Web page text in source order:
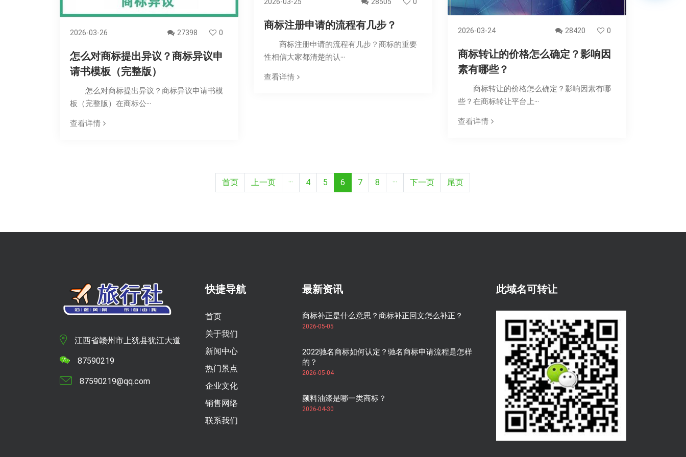
2026-03-26 27398 0
怎么对商标提出异议？商标异议申
请书模板（完整版）
怎么对商标提出异议？商标异议申请书模
板（完整版）在商标公···
查看详情
商标注册申请的流程有几步？
商标注册申请的流程有几步？商标的重要
性相信大家都清楚的认···
查看详情
2026-03-24 28420 0
商标转让的价格怎么确定？影响因
素有哪些？
商标转让的价格怎么确定？影响因素有哪
些？在商标转让平台上···
查看详情
首页 上一页 ··· 4 5 6 7 8 ··· 下一页 尾页
江西省赣州市上犹县犹江大道
87590219
87590219@qq.com
快捷导航
首页
关于我们
新闻中心
热门景点
企业文化
销售网络
联系我们
最新资讯
商标补正是什么意思？商标补正回文怎么补正？
2026-05-05
2022驰名商标如何认定？驰名商标申请流程是怎样
的？
2026-05-04
颜料油漆是哪一类商标？
2026-04-30
此域名可转让